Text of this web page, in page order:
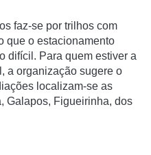
faz-se por trilhos com
que o estacionamento
difícil. Para quem estiver a
a organização sugere o
localizam-se as
Galapos, Figueirinha, dos